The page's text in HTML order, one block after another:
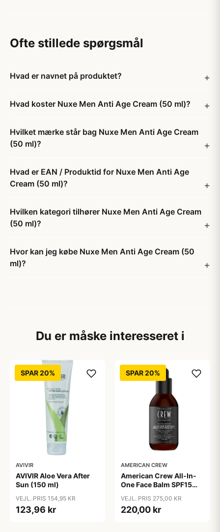
Ofte stillede spørgsmål
Hvad er navnet på produktet?
Hvad koster Nuxe Men Anti Age Cream (50 ml)?
Hvilket mærke står bag Nuxe Men Anti Age Cream
(50 ml)?
Hvad er EAN / Produktid for Nuxe Men Anti Age
Cream (50 ml)?
Hvilken kategori tilhører Nuxe Men Anti Age Cream
(50 ml)?
Hvor kan jeg købe Nuxe Men Anti Age Cream (50
ml)?
Du er måske interesseret i
SPAR 20%
AVIVIR
AVIVIR Aloe Vera After
Sun (150 ml)
VEJL. PRIS 154,95 KR
123,96 kr
SPAR 20%
AMERICAN CREW
American Crew All-In-
One Face Balm SPF15
VEJL. PRIS 275,00 KR
220,00 kr